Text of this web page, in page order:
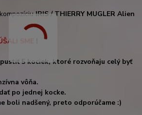
IRIS / THIERRY MUGLER Alien
SME !
5 kociek, ktoré rozvoňaju celý byť
vôňa.
po jednej kocke.
boli nadšený, preto odporúčame :)